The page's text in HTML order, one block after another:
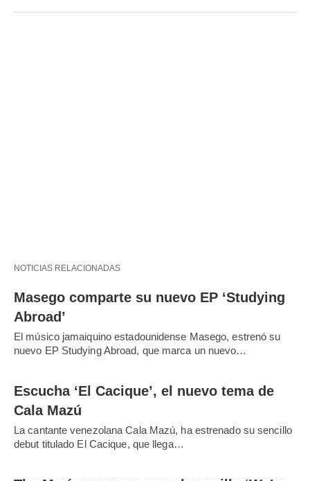
NOTICIAS RELACIONADAS
Masego comparte su nuevo EP ‘Studying
Abroad’
El músico jamaiquino estadounidense Masego, estrenó su
nuevo EP Studying Abroad, que marca un nuevo…
Escucha ‘El Cacique’, el nuevo tema de
Cala Mazú
La cantante venezolana Cala Mazú, ha estrenado su sencillo
debut titulado El Cacique, que llega…